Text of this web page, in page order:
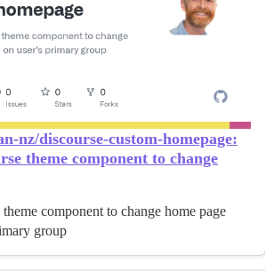
nz/discourse-custom-homepage:
theme component to change
component to change home page
group